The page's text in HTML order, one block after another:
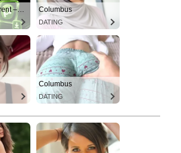
Download uTorrent – The World's #1 Torrent Client Columbus
DATING
Columbus
DATING